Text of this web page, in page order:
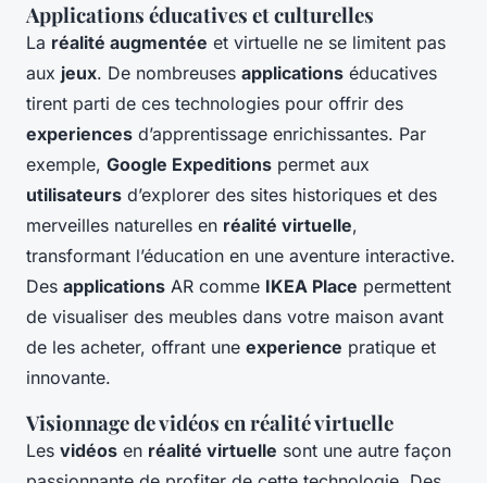
Applications éducatives et culturelles
La réalité augmentée et virtuelle ne se limitent pas
aux jeux. De nombreuses applications éducatives
tirent parti de ces technologies pour offrir des
experiences d’apprentissage enrichissantes. Par
exemple, Google Expeditions permet aux
utilisateurs d’explorer des sites historiques et des
merveilles naturelles en réalité virtuelle,
transformant l’éducation en une aventure interactive.
Des applications AR comme IKEA Place permettent
de visualiser des meubles dans votre maison avant
de les acheter, offrant une experience pratique et
innovante.
Visionnage de vidéos en réalité virtuelle
Les vidéos en réalité virtuelle sont une autre façon